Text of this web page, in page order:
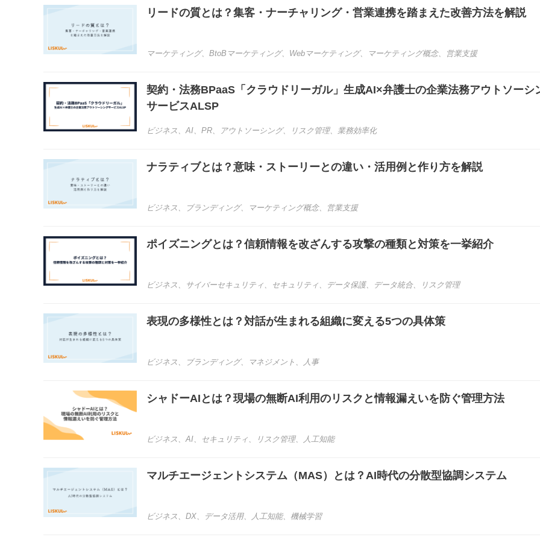
リードの質とは？集客・ナーチャリング・営業連携を踏まえた改善方法を解説
マーケティング、 BtoBマーケティング、 Webマーケティング、 マーケティング概念、 営業支援
契約・法務BPaaS「クラウドリーガル」生成AI×弁護士の企業法務アウトソーシ
サービスALSP
ビジネス 、AI、 PR、 アウトソーシング、 リスク管理、 業務効率化
ナラティブとは？意味・ストーリーとの違い・活用例と作り方を解説
ビジネス 、 ブランディング、 マーケティング概念、 営業支援
ポイズニングとは？信頼情報を改ざんする攻撃の種類と対策を一挙紹介
ビジネス 、 サイバーセキュリティ 、 セキュリティ 、 データ保護、 データ統合、 リスク管理
表現の多様性とは？対話が生まれる組織に変える5つの具体策
ビジネス 、 ブランディング、 マネジメント 、 人事
シャドーAIとは？現場の無断AI利用のリスクと情報漏えいを防ぐ管理方法
ビジネス 、AI、 セキュリティ 、 リスク管理、 人工知能
マルチエージェントシステム（MAS）とは？AI時代の分散型協調システム
ビジネス 、 DX、 データ活用、 人工知能、 機械学習